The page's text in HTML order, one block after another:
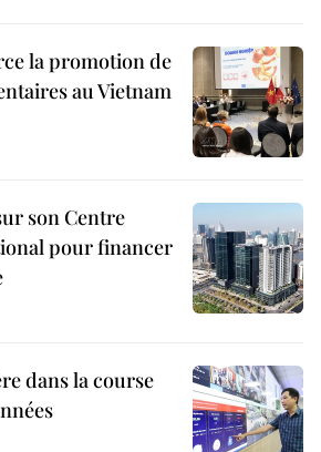
la promotion de
au Vietnam
son Centre
pour financer
dans la course